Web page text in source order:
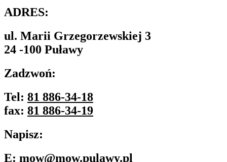
ADRES:
ul. Marii Grzegorzewskiej 3
24 -100 Puławy
Zadzwoń:
Tel: 81 886-34-18
fax: 81 886-34-19
Napisz:
E: mow@mow.pulawy.pl